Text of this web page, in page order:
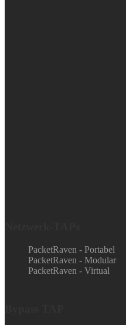
PacketRaven - Portabel
PacketRaven - Modular
PacketRaven - Virtual